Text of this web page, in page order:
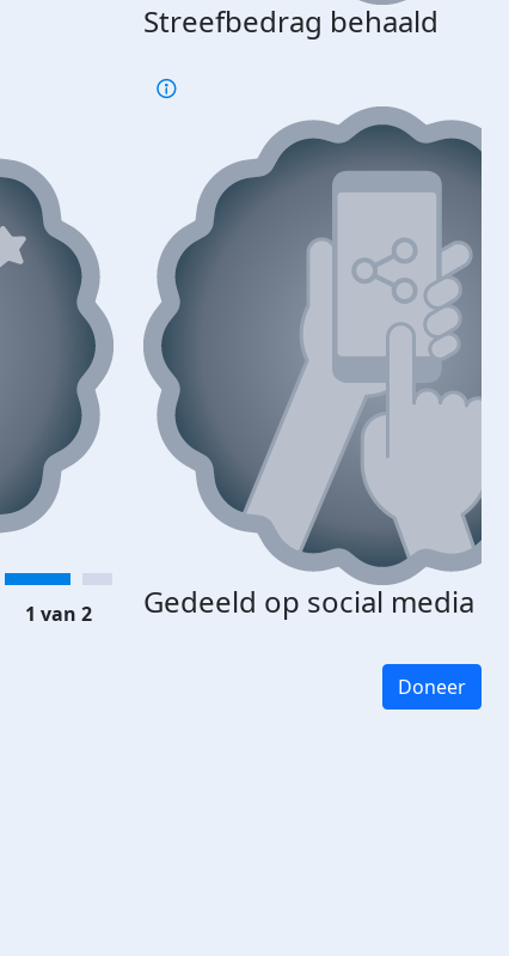
Streefbedrag behaald
Gedeeld op social media
1 van 2
Doneer